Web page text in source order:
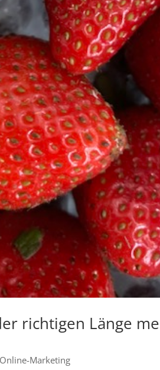
richtigen Länge
Online-Marketing